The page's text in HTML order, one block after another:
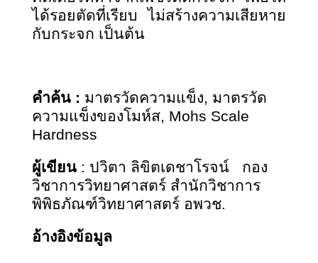
ได้รอยตัดที่เรียบ ไม่สร้างความเสียหาย
กับกระจก เป็นต้น
คำค้น : มาตรวัดความแข็ง, มาตรวัด
ความแข็งของโมห์ส, Mohs Scale
Hardness
ผู้เขียน : ปวิตา ลิขิตเดชาโรจน์ กอง
วิชาการวิทยาศาสตร์ สำนักวิชาการ
พิพิธภัณฑ์วิทยาศาสตร์ อพวช.
อ้างอิงข้อมูล